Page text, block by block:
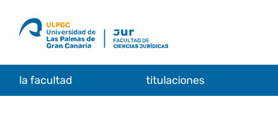
contenido
la facultad titulaciones